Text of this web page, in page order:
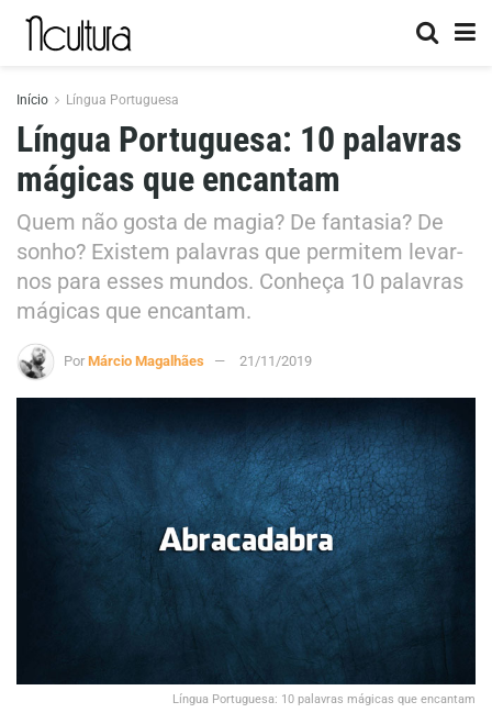
Início Língua Portuguesa
Língua Portuguesa: 10 palavras
mágicas que encantam
Quem não gosta de magia? De fantasia? De
sonho? Existem palavras que permitem levar-
nos para esses mundos. Conheça 10 palavras
mágicas que encantam.
Por Márcio Magalhães 21/11/2019
Língua Portuguesa: 10 palavras mágicas que encantam